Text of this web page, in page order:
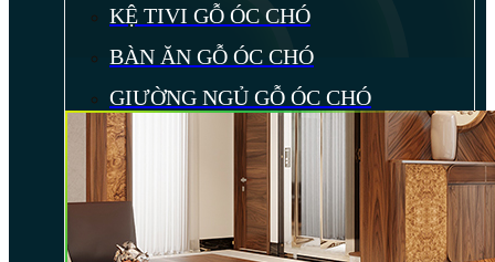
KỆ TIVI GỖ ÓC CHÓ
BÀN ĂN GỖ ÓC CHÓ
GIƯỜNG NGỦ GỖ ÓC CHÓ